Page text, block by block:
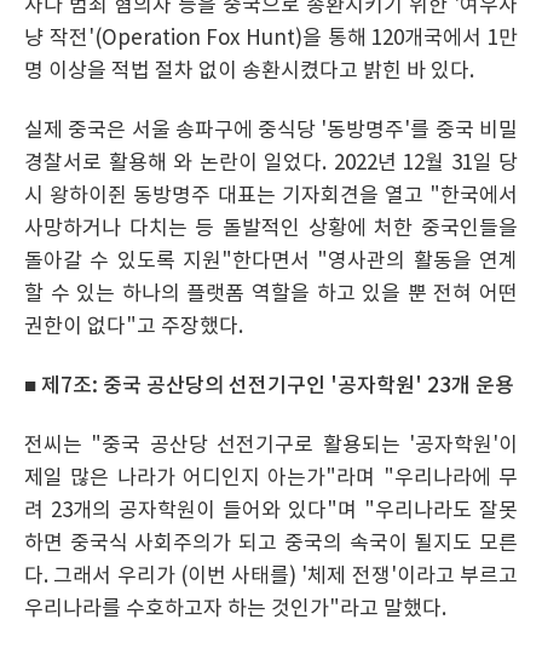
사나 범죄 혐의자 등을 중국으로 송환시키기 위한 '여우사
냥 작전'(Operation Fox Hunt)을 통해 120개국에서 1만
명 이상을 적법 절차 없이 송환시켰다고 밝힌 바 있다.
실제 중국은 서울 송파구에 중식당 '동방명주'를 중국 비밀
경찰서로 활용해 와 논란이 일었다. 2022년 12월 31일 당
시 왕하이쥔 동방명주 대표는 기자회견을 열고 "한국에서
사망하거나 다치는 등 돌발적인 상황에 처한 중국인들을
돌아갈 수 있도록 지원"한다면서 "영사관의 활동을 연계
할 수 있는 하나의 플랫폼 역할을 하고 있을 뿐 전혀 어떤
권한이 없다"고 주장했다.
■ 제7조: 중국 공산당의 선전기구인 '공자학원' 23개 운용
전씨는 "중국 공산당 선전기구로 활용되는 '공자학원'이
제일 많은 나라가 어디인지 아는가"라며 "우리나라에 무
려 23개의 공자학원이 들어와 있다"며 "우리나라도 잘못
하면 중국식 사회주의가 되고 중국의 속국이 될지도 모른
다. 그래서 우리가 (이번 사태를) '체제 전쟁'이라고 부르고
우리나라를 수호하고자 하는 것인가"라고 말했다.